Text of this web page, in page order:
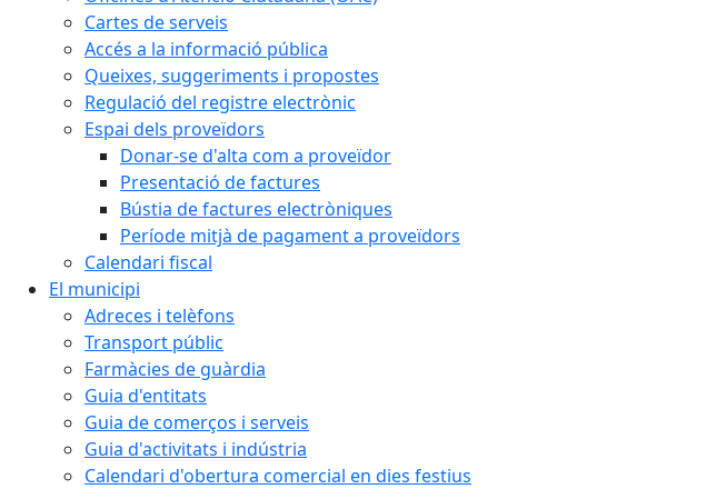
Cartes de serveis
Accés a la informació pública
Queixes, suggeriments i propostes
Regulació del registre electrònic
Espai dels proveïdors
Donar-se d'alta com a proveïdor
Presentació de factures
Bústia de factures electròniques
Període mitjà de pagament a proveïdors
Calendari fiscal
El municipi
Adreces i telèfons
Transport públic
Farmàcies de guàrdia
Guia d'entitats
Guia de comerços i serveis
Guia d'activitats i indústria
Calendari d'obertura comercial en dies festius